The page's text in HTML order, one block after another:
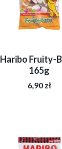
Haribo Fruity-
165g
6,90 zł